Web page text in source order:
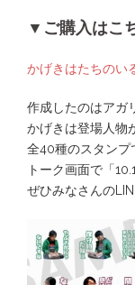
▼ご購入はこ
かげきはたちのい
作成したのはアガ
かげきは登場人物
全40種のスタンプ
トーク画面で「
ぜひみなさんの